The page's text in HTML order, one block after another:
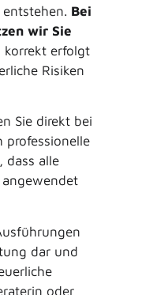
Bei
wir Sie
korrekt erfolgt
Risiken
Sie direkt bei
professionelle
dass alle
dar und
oder